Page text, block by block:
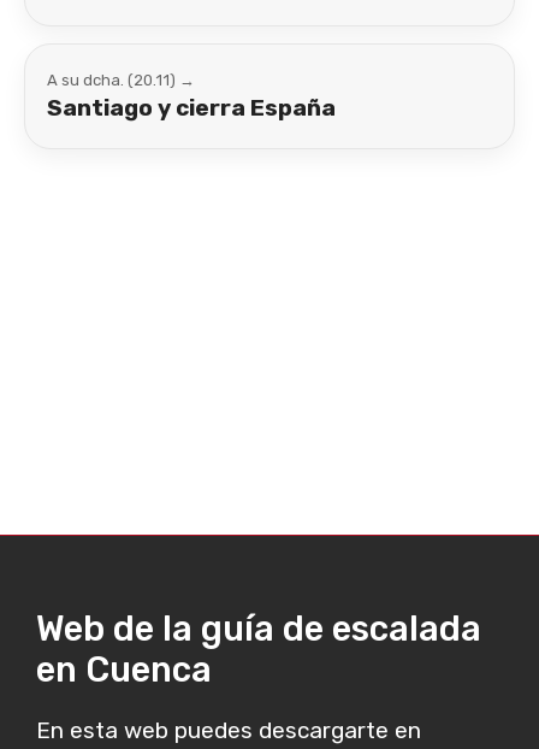
A su dcha. (20.11) →
Santiago y cierra España
Web de la guía de escalada
en Cuenca
En esta web puedes descargarte en